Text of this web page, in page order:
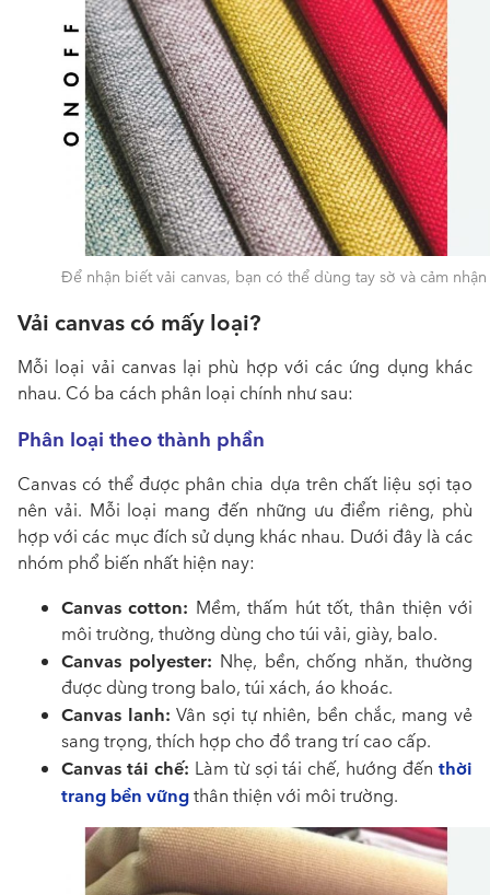
Để nhận biết vải canvas, bạn có thể dùng tay sờ và cảm nhận
Vải canvas có mấy loại?
Mỗi loại vải canvas lại phù hợp với các ứng dụng khác
nhau. Có ba cách phân loại chính như sau:
Phân loại theo thành phần
Canvas có thể được phân chia dựa trên chất liệu sợi tạo
nên vải. Mỗi loại mang đến những ưu điểm riêng, phù
hợp với các mục đích sử dụng khác nhau. Dưới đây là các
nhóm phổ biến nhất hiện nay:
Canvas cotton: Mềm, thấm hút tốt, thân thiện với
môi trường, thường dùng cho túi vải, giày, balo.
Canvas polyester: Nhẹ, bền, chống nhăn, thường
được dùng trong balo, túi xách, áo khoác.
Canvas lanh: Vân sợi tự nhiên, bền chắc, mang vẻ
sang trọng, thích hợp cho đồ trang trí cao cấp.
Canvas tái chế: Làm từ sợi tái chế, hướng đếnthời
trang bền vữngthân thiện với môi trường.